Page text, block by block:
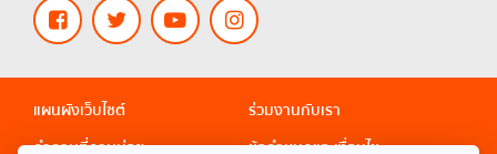
แผนผังเว็บไซต์
คำถามที่ถามบ่อย
ร่วมงานกับเรา
ข้อกำหนดและเงื่อนไข